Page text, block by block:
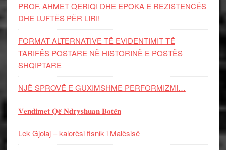
PROF. AHMET QERIQI DHE EPOKA E REZISTENCЁS
DHE LUFTЁS PЁR LIRI!
FORMAT ALTERNATIVE TË EVIDENTIMIT TË
TARIFËS POSTARE NË HISTORINË E POSTËS
SHQIPTARE
NJË SPROVË E GUXIMSHME PERFORMIZMI…
𝐕𝐞𝐧𝐝𝐢𝐦𝐞𝐭 𝐐𝐞̈ 𝐍𝐝𝐫𝐲𝐬𝐡𝐮𝐚𝐧 𝐁𝐨𝐭𝐞̈𝐧
Lek Gjolaj – kalorësi fisnik i Malësisë